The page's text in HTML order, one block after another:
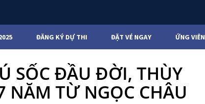
ĐĂNG KÝ DỰ THI ĐẶT VÉ NGAY ỨNG VIÊN
SỐC ĐẦU ĐỜI, THÙY
NĂM TỪ NGỌC CHÂU